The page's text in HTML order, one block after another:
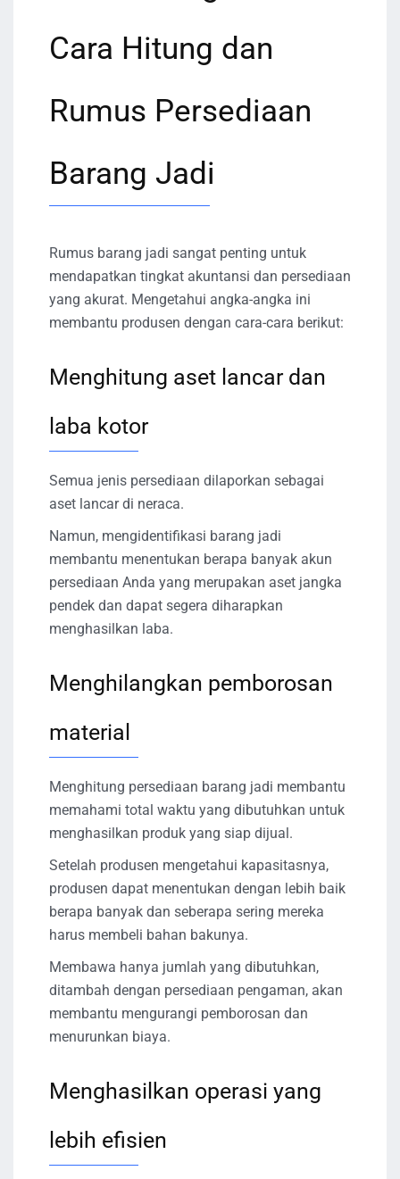
Cara Hitung dan
Rumus Persediaan
Barang Jadi
Rumus barang jadi sangat penting untuk
mendapatkan tingkat akuntansi dan persediaan
yang akurat. Mengetahui angka-angka ini
membantu produsen dengan cara-cara berikut:
Menghitung aset lancar dan
laba kotor
Semua jenis persediaan dilaporkan sebagai
aset lancar di neraca.
Namun, mengidentifikasi barang jadi
membantu menentukan berapa banyak akun
persediaan Anda yang merupakan aset jangka
pendek dan dapat segera diharapkan
menghasilkan laba.
Menghilangkan pemborosan
material
Menghitung persediaan barang jadi membantu
memahami total waktu yang dibutuhkan untuk
menghasilkan produk yang siap dijual.
Setelah produsen mengetahui kapasitasnya,
produsen dapat menentukan dengan lebih baik
berapa banyak dan seberapa sering mereka
harus membeli bahan bakunya.
Membawa hanya jumlah yang dibutuhkan,
ditambah dengan persediaan pengaman, akan
membantu mengurangi pemborosan dan
menurunkan biaya.
Menghasilkan operasi yang
lebih efisien